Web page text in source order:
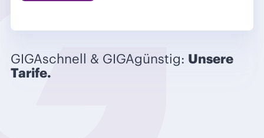
GIGAschnell & GIGAgünstig: Unsere
Tarife.